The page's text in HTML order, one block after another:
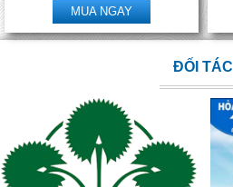
0966.506.288
MUA NGAY
ĐỐI TÁC